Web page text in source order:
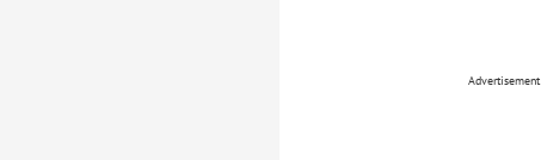
Advertisement